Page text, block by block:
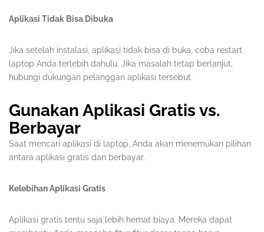
Aplikasi Tidak Bisa Dibuka
Jika setelah instalasi, aplikasi tidak bisa di buka, coba restart
laptop Anda terlebih dahulu. Jika masalah tetap berlanjut,
hubungi dukungan pelanggan aplikasi tersebut.
Gunakan Aplikasi Gratis vs.
Berbayar
Saat mencari aplikasi di laptop, Anda akan menemukan pilihan
antara aplikasi gratis dan berbayar.
Kelebihan Aplikasi Gratis
Aplikasi gratis tentu saja lebih hemat biaya. Mereka dapat